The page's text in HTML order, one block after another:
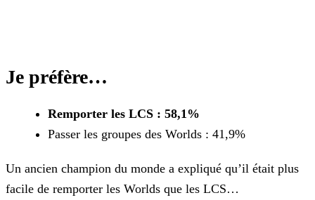
Je préfère…
Remporter les LCS : 58,1%
Passer les groupes des Worlds : 41,9%
Un ancien champion du monde a expliqué qu’il était plus
facile de remporter les Worlds que les LCS…